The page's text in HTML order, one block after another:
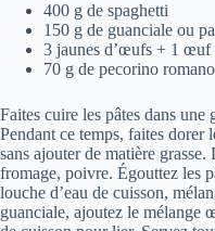
400 g de spaghetti
150 g de guanciale ou
3 jaunes d’œufs + 1 œuf
70 g de pecorino
Faites cuire les pâtes dans une
Pendant ce temps, faites dorer
sans ajouter de matière
fromage, poivre. Égouttez les
louche d’eau de cuisson,
guanciale, ajoutez le mélange